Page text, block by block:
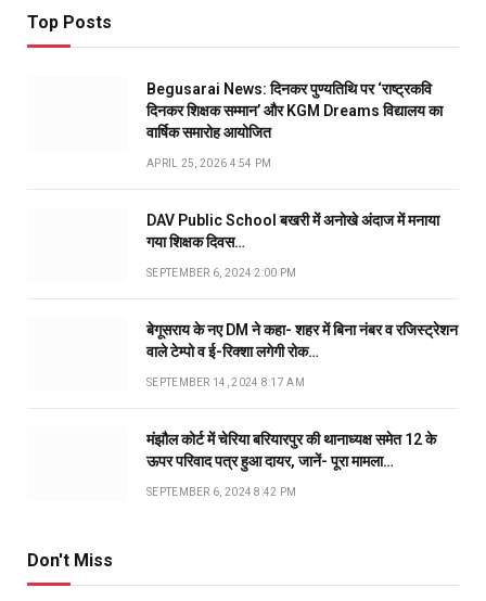
Top Posts
Begusarai News: दिनकर पुण्यतिथि पर ‘राष्ट्रकवि
दिनकर शिक्षक सम्मान’ और KGM Dreams विद्यालय का
वार्षिक समारोह आयोजित
APRIL 25, 2026 4:54 PM
DAV Public School बखरी में अनोखे अंदाज में मनाया
गया शिक्षक दिवस…
SEPTEMBER 6, 2024 2:00 PM
बेगूसराय के नए DM ने कहा- शहर में बिना नंबर व रजिस्ट्रेशन
वाले टेम्पो व ई-रिक्शा लगेगी रोक…
SEPTEMBER 14, 2024 8:17 AM
मंझौल कोर्ट में चेरिया बरियारपुर की थानाध्यक्ष समेत 12 के
ऊपर परिवाद पत्र हुआ दायर, जानें- पूरा मामला…
SEPTEMBER 6, 2024 8:42 PM
Don't Miss